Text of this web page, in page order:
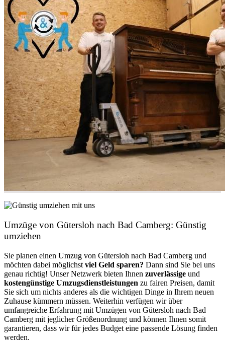
Umzüge von Gütersloh nach Bad Camberg: Günstig
umziehen
Sie planen einen Umzug von Gütersloh nach Bad Camberg und
möchten dabei möglichst viel Geld sparen? Dann sind Sie bei uns
genau richtig! Unser Netzwerk bieten Ihnen zuverlässige und
kostengünstige Umzugsdienstleistungen zu fairen Preisen, damit
Sie sich um nichts anderes als die wichtigen Dinge in Ihrem neuen
Zuhause kümmern müssen. Weiterhin verfügen wir über
umfangreiche Erfahrung mit Umzügen von Gütersloh nach Bad
Camberg mit jeglicher Größenordnung und können Ihnen somit
garantieren, dass wir für jedes Budget eine passende Lösung finden
werden.